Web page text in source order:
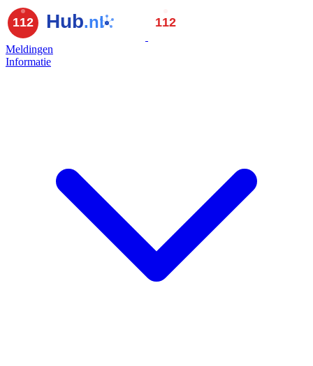
Meldingen
Informatie